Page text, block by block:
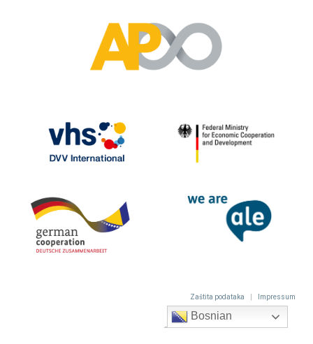
Zaštita podataka Impressum
© 2022Qlity d.o.o.– Sva prava zadržana.
Bosnian